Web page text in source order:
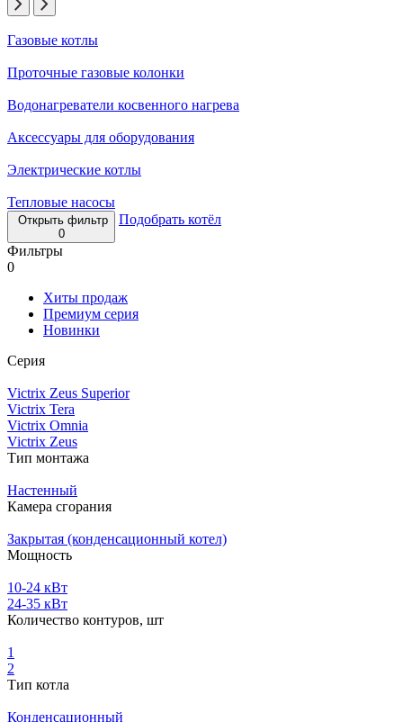
Газовые котлы
Проточные газовые колонки
Водонагреватели косвенного нагрева
Аксессуары для оборудования
Электрические котлы
Тепловые насосы
Открыть фильтр
0
Подобрать котёл
Фильтры
0
Хиты продаж
Премиум серия
Новинки
Серия
Victrix Zeus Superior
Victrix Tera
Victrix Omnia
Victrix Zeus
Тип монтажа
Настенный
Камера сгорания
Закрытая (конденсационный котел)
Мощность
10-24 кВт
24-35 кВт
Количество контуров, шт
1
2
Тип котла
Конденсационный